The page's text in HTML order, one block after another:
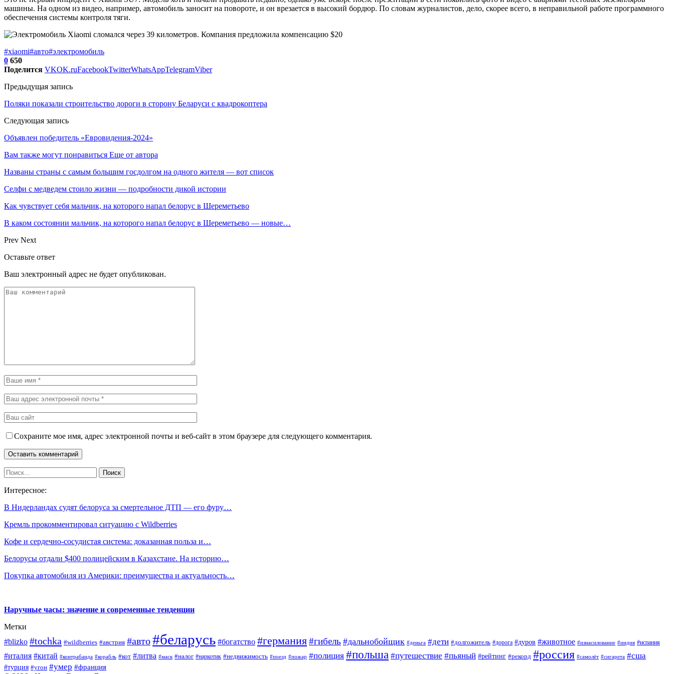
машины. На одном из видео, например, автомобиль заносит на повороте, и он врезается в высокий бордюр. По словам журналистов, дело, скорее всего, в неправильной работе программного
обеспечения системы контроля тяги.
#xiaomi#авто#электромобиль
0 650
Поделится VKOK.ruFacebookTwitterWhatsAppTelegramViber
Предыдущая запись
Поляки показали строительство дороги в сторону Беларуси с квадрокоптера
Следующая запись
Объявлен победитель «Евровидения-2024»
Вам также могут понравиться Еще от автора
Названы страны с самым большим госдолгом на одного жителя — вот список
Селфи с медведем стоило жизни — подробности дикой истории
Как чувствует себя мальчик, на которого напал белорус в Шереметьево
В каком состоянии мальчик, на которого напал белорус в Шереметьево — новые…
Prev Next
Оставьте ответ
Ваш электронный адрес не будет опубликован.
Сохраните мое имя, адрес электронной почты и веб-сайт в этом браузере для следующего комментария.
Интересное:
В Нидерландах судят белоруса за смертельное ДТП — его фуру…
Кремль прокомментировал ситуацию с Wildberries
Кофе и сердечно-сосудистая система: доказанная польза и…
Белорусы отдали $400 полицейским в Казахстане. На историю…
Покупка автомобиля из Америки: преимущества и актуальность…
Наручные часы: значение и современные тенденции
Метки
#blizko #tochka #wildberries #австрия #авто#беларусь #богатство #германия#гибель #дальнобойщик #деньга #дети #долгожитель #дорога #дуров #животное #изнасилование #индия #испания
#италия #китай #контрабанда #корабль #кот #литва #маск #налог #наркотик #недвижимость #поезд #пожар #полиция #польша #путешествие #пьяный #рейтинг #рекорд #россия #самолёт #сигарета #сша
#турция #угон #умер #франция